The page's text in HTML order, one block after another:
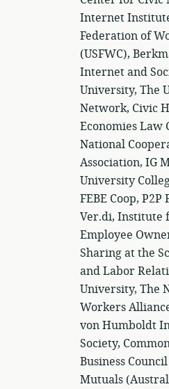
Internet
Federation of
(USFWC),
Internet and
University, The
Network, Civic
Economies Law
National
Association, IG
University
FEBE Coop,
Ver.di, Institute
Employee
Sharing at the
and Labor
University, The
Workers
von Humboldt
Society,
Business
Mutuals